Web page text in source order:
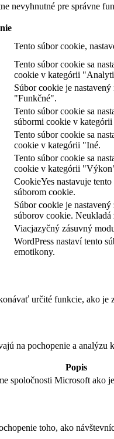
nevyhnutné pre správne
Tento súbor cookie,
Tento súbor cookie sa
cookie v kategórii
Súbor cookie je
"Funkčné".
Tento súbor cookie sa
súbormi cookie v
Tento súbor cookie sa
cookie v kategórii "Iné.
Tento súbor cookie sa
cookie v kategórii
CookieYes nastavuje
súborom cookie.
Súbor cookie je
súborov cookie. Neukladá
Viacjazyčný zásuvný
WordPress nastaví tento
emotikony.
určité funkcie, ako
na pochopenie a
Popis
spoločnosti Microsoft ako
toho, ako